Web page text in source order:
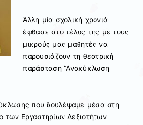
Άλλη μία σχολική χρονιά
έφθασε στο τέλος της με τους
μικρούς μας μαθητές να
παρουσιάζουν τη θεατρική
παράσταση “Ανακύκλωση
που δουλέψαμε μέσα στη
των Εργαστηρίων Δεξιοτήτων